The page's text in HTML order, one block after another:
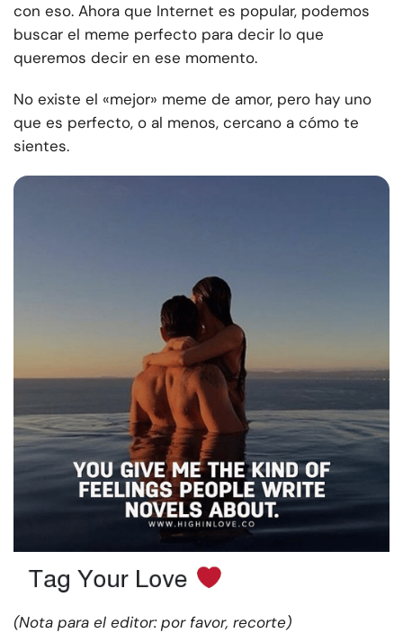
con eso. Ahora que Internet es popular, podemos
buscar el meme perfecto para decir lo que
queremos decir en ese momento.
No existe el «mejor» meme de amor, pero hay uno
que es perfecto, o al menos, cercano a cómo te
sientes.
(Nota para el editor: por favor, recorte)